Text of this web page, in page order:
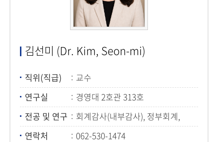
김선미 (Dr. Kim, Seon-mi)
직위(직급)
교수
연구실
경영대 2호관 313호
전공 및 연구
회계감사(내부감사), 정부회계,
ESG, 기업지배구조 등
연락처
062-530-1474